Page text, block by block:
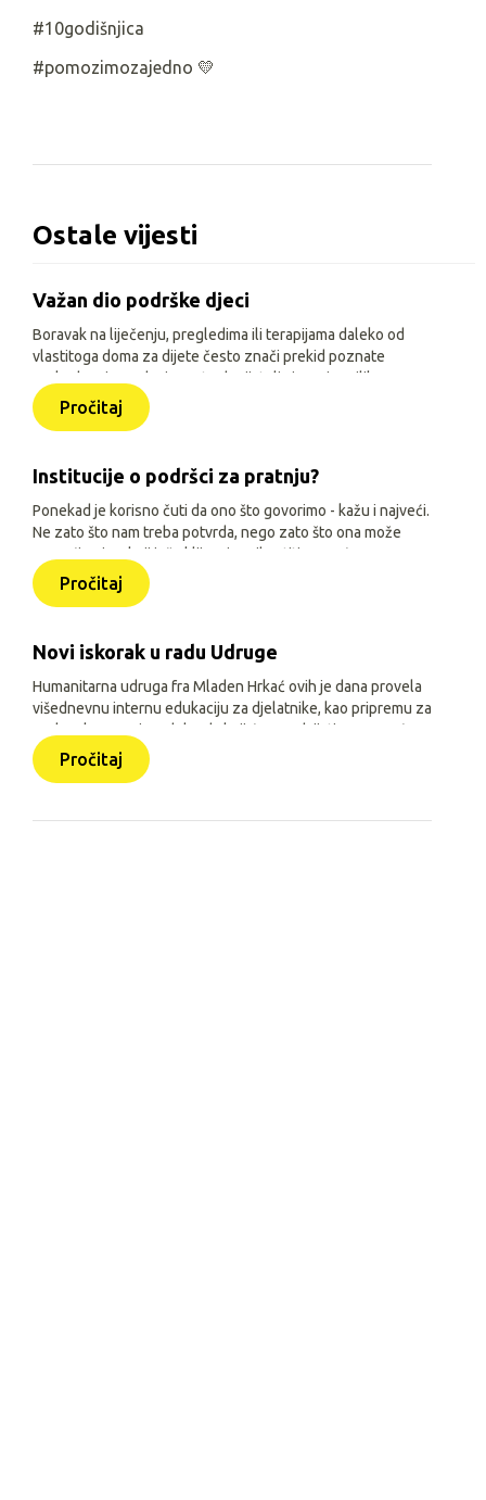
#10godišnjica
#pomozimozajedno 💛
Ostale vijesti
Važan dio podrške djeci
Boravak na liječenju, pregledima ili terapijama daleko od
vlastitoga doma za dijete često znači prekid poznate
svakodnevice, odvojenost od prijatelja i manje prilika za
igru, učenje i druženje. Zato je, uz siguran smještaj i
osnovne životne uvjete, važno djeci omogućiti sadržaje
Pročitaj
Institucije o podršci za pratnju?
Ponekad je korisno čuti da ono što govorimo - kažu i najveći.
Ne zato što nam treba potvrda, nego zato što ona može
pomoći onima koji još oklijevaju prihvatiti pomoć.
Pročitaj
Novi iskorak u radu Udruge
Humanitarna udruga fra Mladen Hrkać ovih je dana provela
višednevnu internu edukaciju za djelatnike, kao pripremu za
prelazak na novi model rada koji će se odvijati uz pomoć
triju aplikacija: Pomozimo zajedno (javna), HUMH HUB i
HUMH GO (obje interne).
Pročitaj